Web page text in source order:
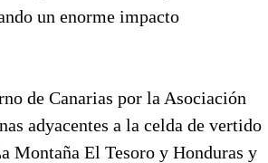
un enorme impacto
de Canarias por la Asociación
adyacentes a la celda de vertido
Montaña El Tesoro y Honduras y